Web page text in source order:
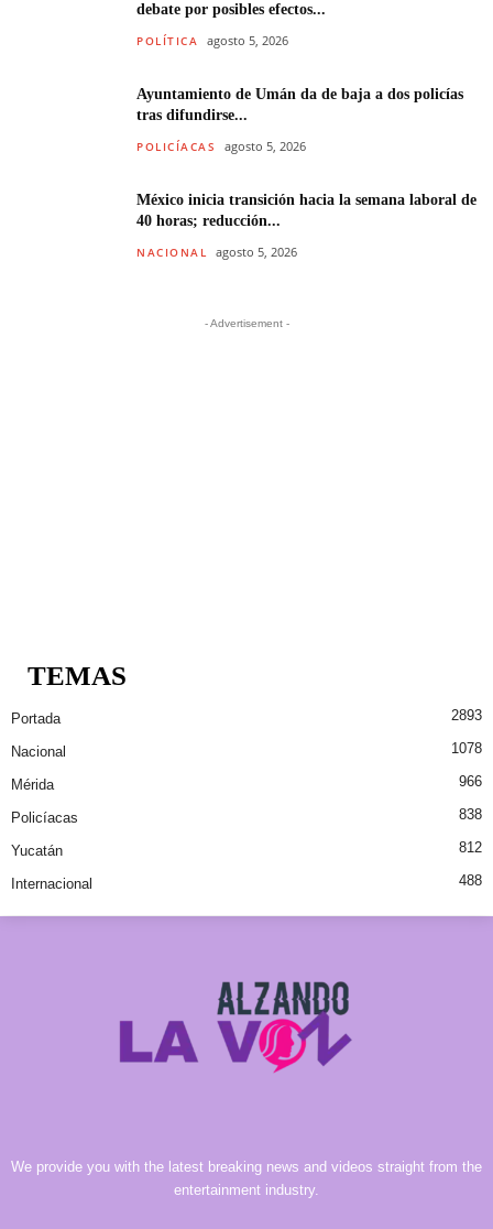
debate por posibles efectos...
POLÍTICA agosto 5, 2026
Ayuntamiento de Umán da de baja a dos policías
tras difundirse...
POLICÍACAS agosto 5, 2026
México inicia transición hacia la semana laboral de
40 horas; reducción...
NACIONAL agosto 5, 2026
- Advertisement -
TEMAS
Portada 2893
Nacional 1078
Mérida 966
Policíacas 838
Yucatán 812
Internacional 488
We provide you with the latest breaking news and videos straight from the
entertainment industry.